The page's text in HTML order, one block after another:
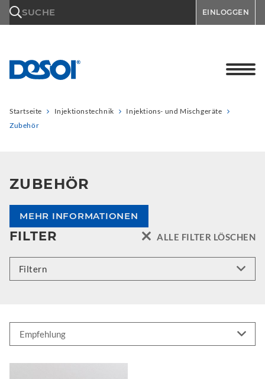
SUCHE EINLOGGEN
Startseite Injektionstechnik
Injektions- und Mischgeräte
Zubehör
ZUBEHÖR
MEHR INFORMATIONEN
FILTER ALLE FILTER LÖSCHEN
Filtern